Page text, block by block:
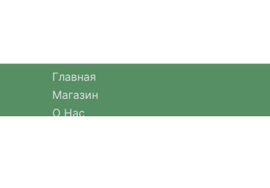
Главная
Магазин
О Нас